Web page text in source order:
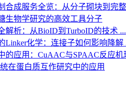
合成服务全览：从分子砌块到完
生物学研究的高效工具分子
解析：从BioID到TurboID的技术 ...
Linker化学：连接子如何影响降解
的应用：CuAAC与SPAAC反应机
在蛋白质互作研究中的应用